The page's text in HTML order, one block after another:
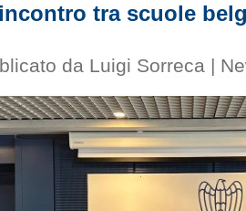
tra scuole
da Luigi Sorreca |